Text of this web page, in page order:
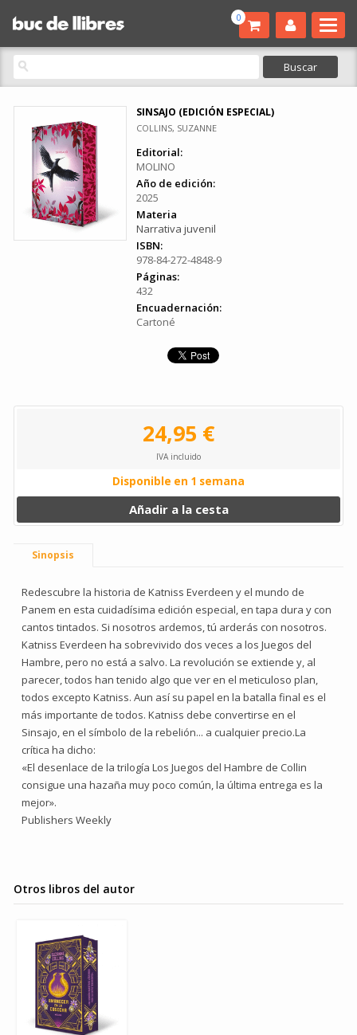
0
SINSAJO (EDICIÓN ESPECIAL)
COLLINS, SUZANNE
Editorial:
MOLINO
Año de edición:
2025
Materia
Narrativa juvenil
ISBN:
978-84-272-4848-9
Páginas:
432
Encuadernación:
Cartoné
24,95 €
IVA incluido
Disponible en 1 semana
Añadir a la cesta
Sinopsis
Redescubre la historia de Katniss Everdeen y el mundo de
Panem en esta cuidadísima edición especial, en tapa dura y con
cantos tintados. Si nosotros ardemos, tú arderás con nosotros.
Katniss Everdeen ha sobrevivido dos veces a los Juegos del
Hambre, pero no está a salvo. La revolución se extiende y, al
parecer, todos han tenido algo que ver en el meticuloso plan,
todos excepto Katniss. Aun así su papel en la batalla final es el
más importante de todos. Katniss debe convertirse en el
Sinsajo, en el símbolo de la rebelión... a cualquier precio.La
crítica ha dicho:
«El desenlace de la trilogía Los Juegos del Hambre de Collin
consigue una hazaña muy poco común, la última entrega es la
mejor».
Publishers Weekly
Otros libros del autor